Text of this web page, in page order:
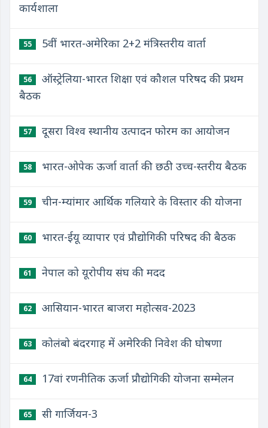
कार्यशाला
55 5वीं भारत-अमेरिका 2+2 मंत्रिस्तरीय वार्ता
56
ऑस्ट्रेलिया-भारत शिक्षा एवं कौशल परिषद की प्रथम
बैठक
57 दूसरा विश्व स्थानीय उत्पादन फोरम का आयोजन
58 भारत-ओपेक ऊर्जा वार्ता की छठी उच्च-स्तरीय बैठक
59 चीन-म्यांमार आर्थिक गलियारे के विस्तार की योजना
60 भारत-ईयू व्यापार एवं प्रौद्योगिकी परिषद की बैठक
61 नेपाल को यूरोपीय संघ की मदद
62 आसियान-भारत बाजरा महोत्सव-2023
63 कोलंबो बंदरगाह में अमेरिकी निवेश की घोषणा
64 17वां रणनीतिक ऊर्जा प्रौद्योगिकी योजना सम्मेलन
65 सी गार्जियन-3